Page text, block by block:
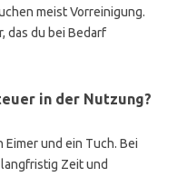
meist Vorreinigung.
das du bei Bedarf
in der Nutzung?
und ein Tuch. Bei
Zeit und